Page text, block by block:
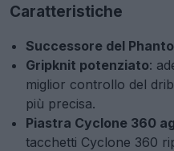
Caratteristiche
Successore del
Gripknit potenziato:
miglior controllo del
più precisa.
Piastra Cyclone 360
tacchetti Cyclone 360